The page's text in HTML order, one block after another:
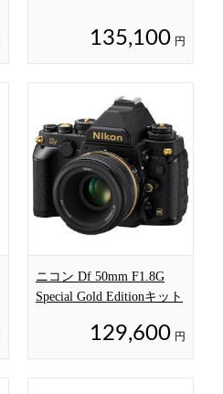
135,100 円
ニコン Df 50mm F1.8G
Special Gold Editionキット
129,600 円